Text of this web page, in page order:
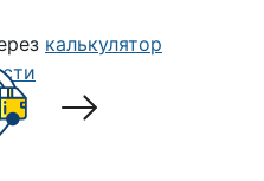
калькулятор